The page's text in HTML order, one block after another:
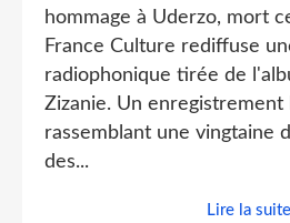
hommage à Uderzo, mort
France Culture rediffuse
radiophonique tirée de
Zizanie. Un enregistrement
rassemblant une vingtaine
des...
Lire la suite